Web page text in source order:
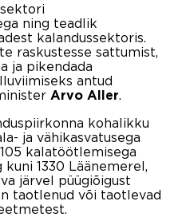
ning teadlik
kalandussektoris.
raskustesse sattumist,
ja pikendada
antud
Arvo Aller.
kohalikku
ja vähikasvatusega
kalatöötlemisega
1330 Läänemerel,
järvel püügiõigust
taotlenud või taotlevad